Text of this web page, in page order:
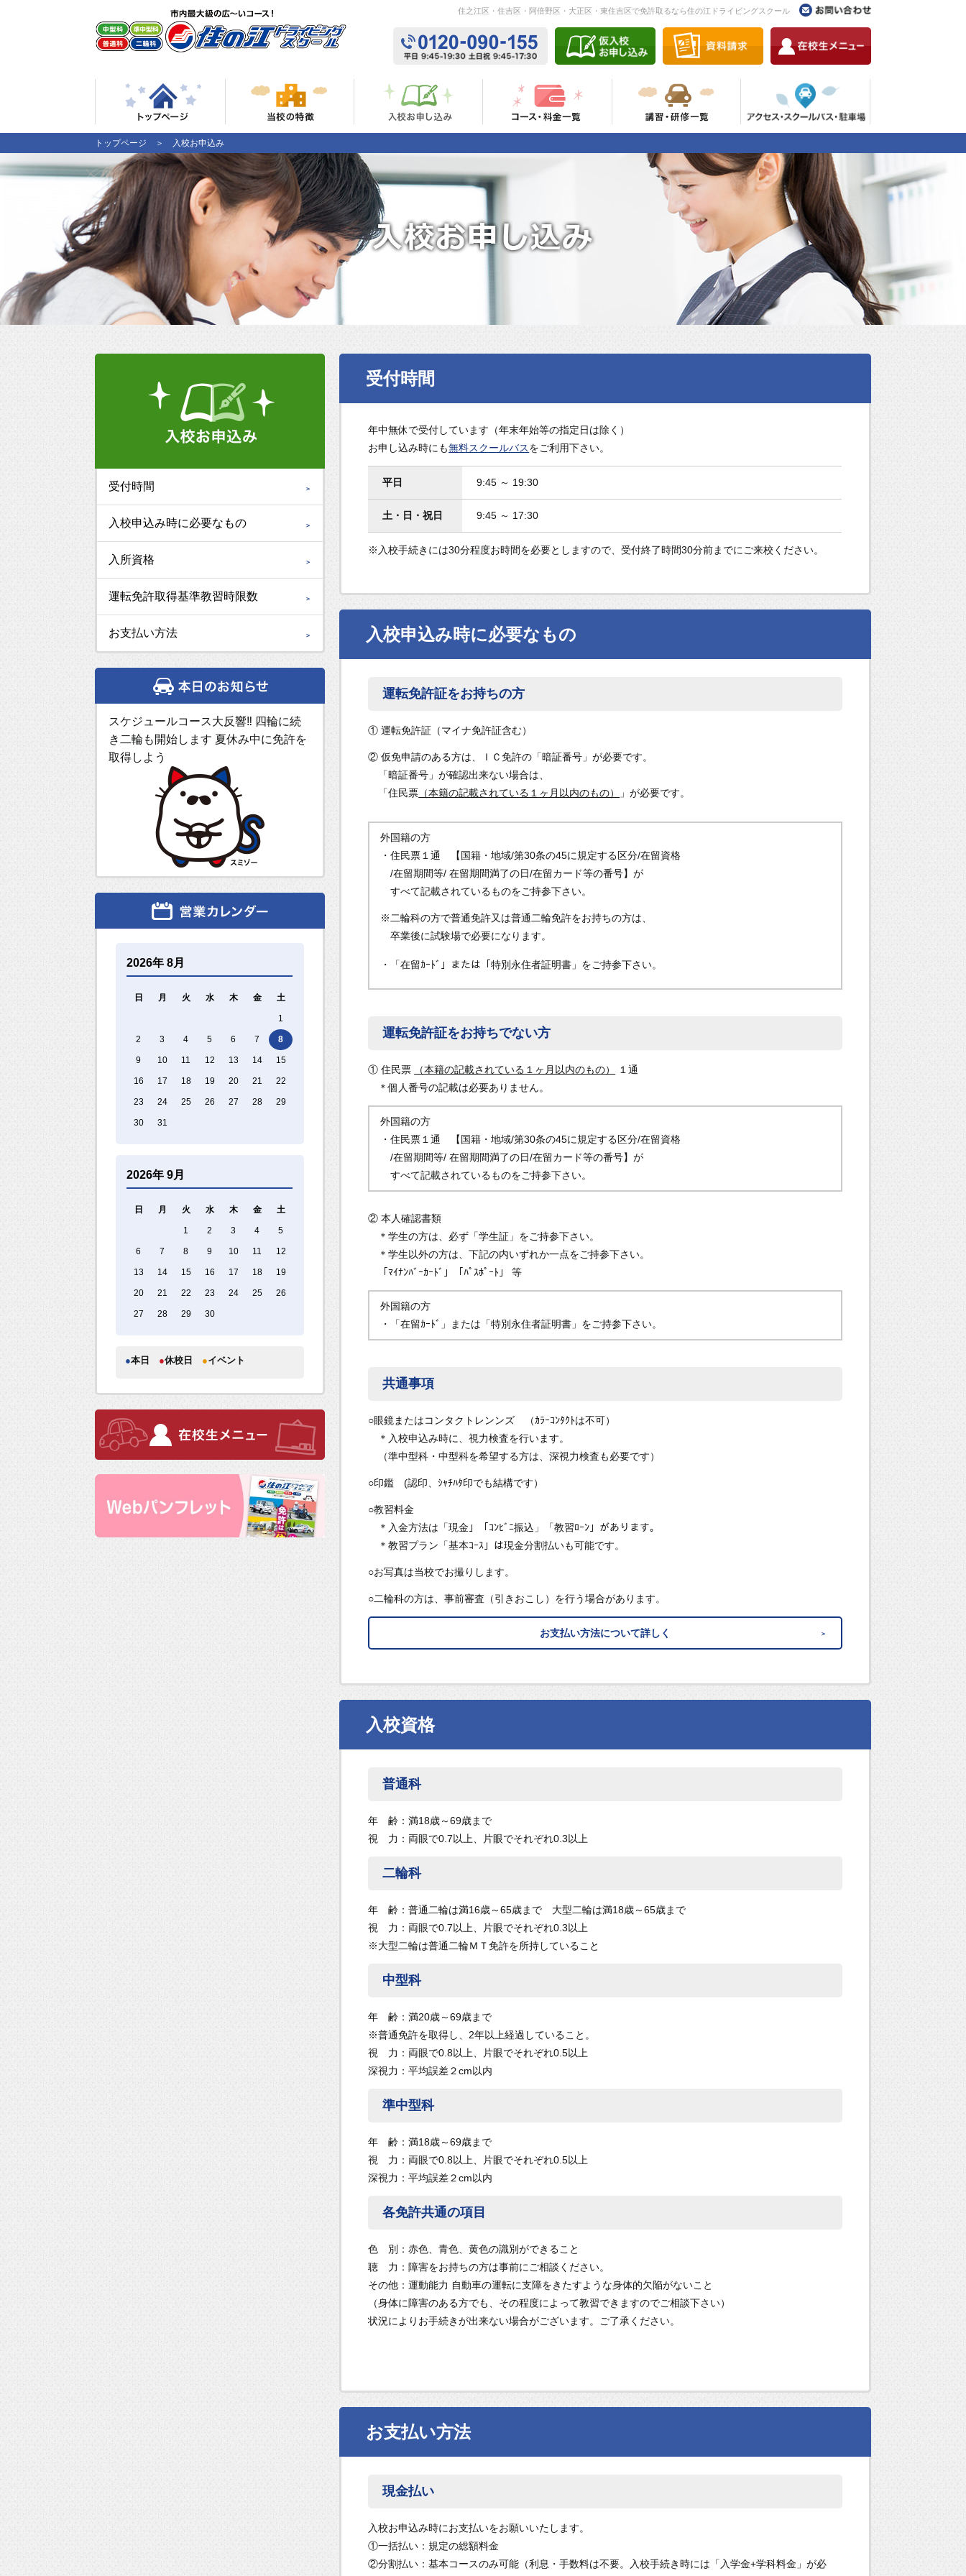
住之江区・住吉区・阿倍野区・大正区・東住吉区で免許取るなら住の江ドライビングスクール
トップページ ＞ 入校お申込み
受付時間
入校申込み時に必要なもの
入所資格
運転免許取得基準教習時限数
お支払い方法
スケジュールコース大反響‼ 四輪に続
き二輪も開始します 夏休み中に免許を
取得しよう
2026年 8月
日 月 火 水 木 金 土
1
2 3 4 5 6 7 8
9 10 11 12 13 14 15
16 17 18 19 20 21 22
23 24 25 26 27 28 29
30 31
2026年 9月
日 月 火 水 木 金 土
1 2 3 4 5
6 7 8 9 10 11 12
13 14 15 16 17 18 19
20 21 22 23 24 25 26
27 28 29 30
●本日 ●休校日 ●イベント
受付時間
年中無休で受付しています（年末年始等の指定日は除く）
お申し込み時にも無料スクールバスをご利用下さい。
平日 9:45 ～ 19:30
土・日・祝日 9:45 ～ 17:30
※入校手続きには30分程度お時間を必要としますので、受付終了時間30分前までにご来校ください。
入校申込み時に必要なもの
運転免許証をお持ちの方
① 運転免許証（マイナ免許証含む）
② 仮免申請のある方は、ＩＣ免許の「暗証番号」が必要です。
「暗証番号」が確認出来ない場合は、
「住民票 （本籍の記載されている１ヶ月以内のもの） 」が必要です。
外国籍の方
・住民票１通 【国籍・地域/第30条の45に規定する区分/在留資格
/在留期間等/ 在留期間満了の日/在留カード等の番号】が
すべて記載されているものをご持参下さい。
※二輪科の方で普通免許又は普通二輪免許をお持ちの方は、
卒業後に試験場で必要になります。
・「在留ｶｰﾄﾞ」または「特別永住者証明書」をご持参下さい。
運転免許証をお持ちでない方
① 住民票 （本籍の記載されている１ヶ月以内のもの）
１通
＊個人番号の記載は必要ありません。
外国籍の方
・住民票１通 【国籍・地域/第30条の45に規定する区分/在留資格
/在留期間等/ 在留期間満了の日/在留カード等の番号】が
すべて記載されているものをご持参下さい。
② 本人確認書類
＊学生の方は、必ず「学生証」をご持参下さい。
＊学生以外の方は、下記の内いずれか一点をご持参下さい。
「ﾏｲﾅﾝﾊﾞｰｶｰﾄﾞ」「ﾊﾟｽﾎﾟｰﾄ」 等
外国籍の方
・「在留ｶｰﾄﾞ」または「特別永住者証明書」をご持参下さい。
共通事項
○眼鏡またはコンタクトレンンズ （ｶﾗｰｺﾝﾀｸﾄは不可）
＊入校申込み時に、視力検査を行います。
（準中型科・中型科を希望する方は、深視力検査も必要です）
○印鑑 (認印、ｼｬﾁﾊﾀ印でも結構です）
○教習料金
＊入金方法は「現金」「ｺﾝﾋﾞﾆ振込」「教習ﾛｰﾝ」があります。
＊教習プラン「基本ｺｰｽ」は現金分割払いも可能です。
○お写真は当校でお撮りします。
○二輪科の方は、事前審査（引きおこし）を行う場合があります。
お支払い方法について詳しく
入校資格
普通科
年 齢：満18歳～69歳まで
視 力：両眼で0.7以上、片眼でそれぞれ0.3以上
二輪科
年 齢：普通二輪は満16歳～65歳まで 大型二輪は満18歳～65歳まで
視 力：両眼で0.7以上、片眼でそれぞれ0.3以上
※大型二輪は普通二輪ＭＴ免許を所持していること
中型科
年 齢：満20歳～69歳まで
※普通免許を取得し、2年以上経過していること。
視 力：両眼で0.8以上、片眼でそれぞれ0.5以上
深視力：平均誤差２cm以内
準中型科
年 齢：満18歳～69歳まで
視 力：両眼で0.8以上、片眼でそれぞれ0.5以上
深視力：平均誤差２cm以内
各免許共通の項目
色 別：赤色、青色、黄色の識別ができること
聴 力：障害をお持ちの方は事前にご相談ください。
その他：運動能力 自動車の運転に支障をきたすような身体的欠陥がないこと
（身体に障害のある方でも、その程度によって教習できますのでご相談下さい）
状況によりお手続きが出来ない場合がございます。ご了承ください。
お支払い方法
現金払い
入校お申込み時にお支払いをお願いいたします。
①一括払い：規定の総額料金
②分割払い：基本コースのみ可能（利息・手数料は不要。入校手続き時には「入学金+学科料金」が必